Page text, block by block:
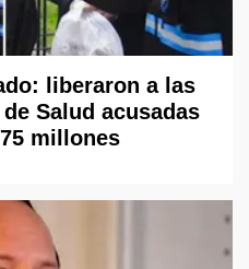
liberaron a las
Salud acusadas
millones